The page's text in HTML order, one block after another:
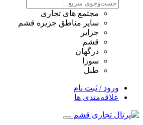
مجتمع های تجاری
سایر مناطق جزیره قشم
جزایر
قشم
درگهان
سوزا
طبل
ورود / ثبت نام
علاقه‌مندی ها